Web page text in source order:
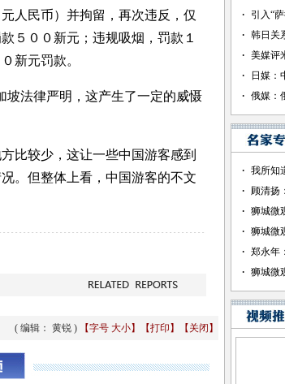
人民币）并拘留，再次违反，仅
５００新元；违规吸烟，罚款１
新元罚款。
法律严明，这产生了一定的威慑
较少，这让一些中国游客感到
。但整体上看，中国游客的不文
( 编辑： 黄锐 ) 【字号 大小】 【打印 】 【 关闭 】